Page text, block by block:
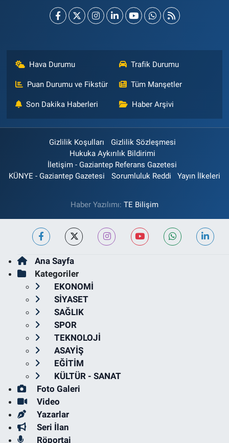
Hava Durumu Trafik Durumu
Puan Durumu ve Fikstür Tüm Manşetler
Son Dakika Haberleri Haber Arşivi
Gizlilik Koşulları
Gizlilik Sözleşmesi
Hukuka Aykırılık Bildirimi
İletişim - Gaziantep Referans Gazetesi
KÜNYE - Gaziantep Gazetesi
Sorumluluk Reddi Yayın İlkeleri
Haber Yazılımı: TE Bilişim
Ana Sayfa
Kategoriler
EKONOMİ
SİYASET
SAĞLIK
SPOR
TEKNOLOJİ
ASAYİŞ
EĞİTİM
KÜLTÜR - SANAT
Foto Galeri
Video
Yazarlar
Seri İlan
Röportaj